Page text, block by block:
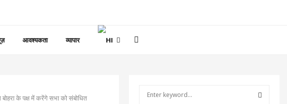
आवश्यकता व्यापार
के पक्ष में करेंगे सभा को संबोधित